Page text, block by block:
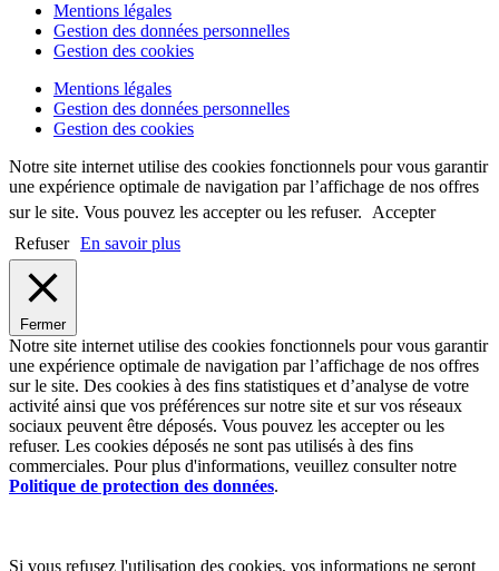
Mentions légales
Gestion des données personnelles
Gestion des cookies
Mentions légales
Gestion des données personnelles
Gestion des cookies
Notre site internet utilise des cookies fonctionnels pour vous garantir
une expérience optimale de navigation par l’affichage de nos offres
sur le site. Vous pouvez les accepter ou les refuser.
Accepter
Refuser En savoir plus
Fermer
Notre site internet utilise des cookies fonctionnels pour vous garantir
une expérience optimale de navigation par l’affichage de nos offres
sur le site. Des cookies à des fins statistiques et d’analyse de votre
activité ainsi que vos préférences sur notre site et sur vos réseaux
sociaux peuvent être déposés. Vous pouvez les accepter ou les
refuser. Les cookies déposés ne sont pas utilisés à des fins
commerciales. Pour plus d'informations, veuillez consulter notre
Politique de protection des données.
Si vous refusez l'utilisation des cookies, vos informations ne seront